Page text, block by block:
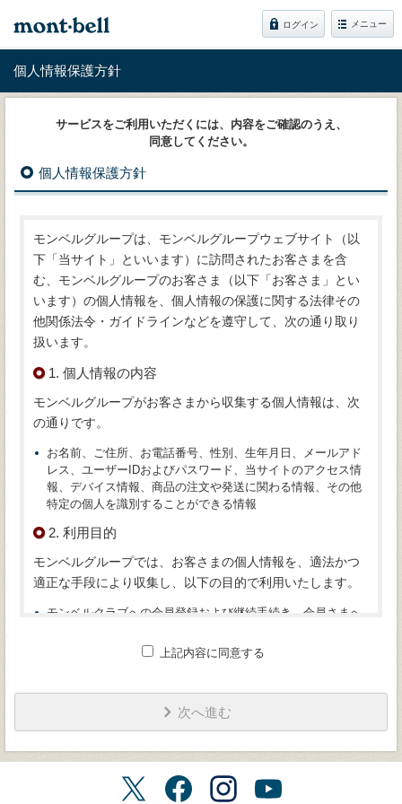
ログイン メニュー
個人情報保護方針
サービスをご利用いただくには、内容をご確認のうえ、
同意してください。
個人情報保護方針
モンベルグループは、モンベルグループウェブサイト（以
下「当サイト」といいます）に訪問されたお客さまを含
む、モンベルグループのお客さま（以下「お客さま」とい
います）の個人情報を、個人情報の保護に関する法律その
他関係法令・ガイドラインなどを遵守して、次の通り取り
扱います。
1. 個人情報の内容
モンベルグループがお客さまから収集する個人情報は、次
の通りです。
お名前、ご住所、お電話番号、性別、生年月日、メールアド
レス、ユーザーIDおよびパスワード、当サイトのアクセス情
報、デバイス情報、商品の注文や発送に関わる情報、その他
特定の個人を識別することができる情報
2. 利用目的
モンベルグループでは、お客さまの個人情報を、適法かつ
適正な手段により収集し、以下の目的で利用いたします。
モンベルクラブへの会員登録および継続手続き、会員さまへ
に関するご連絡のため
修理品やオリジナルプリントの見積もり、納期などのご連
M.O.C.（モンベル・アウトドア・チャレンジ）、その他イベ
保険加入におけるご連絡、保険料の決済のため
上記内容に同意する
次へ進む